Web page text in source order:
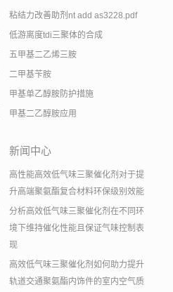
粘结力改善助剂nt add as3228.pdf
低游离度tdi三聚体的合成
五甲基二乙烯三胺
二甲基苄胺
甲基单乙醇胺防护措施
甲基二乙醇胺应用
新闻中心
高性能高效低气味三聚催化剂对于提
升高端聚氨酯复合材料环保级别效能
分析高效低气味三聚催化剂在不同环
境下维持催化性能且保证气味控制表
现
高效低气味三聚催化剂如何助力提升
轨道交通聚氨酯内饰件的室内空气质